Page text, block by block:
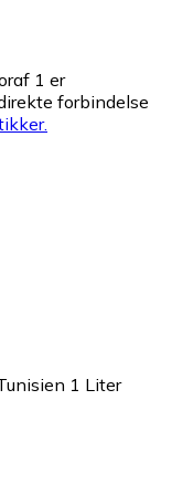
1 er
forbindelse
1 Liter